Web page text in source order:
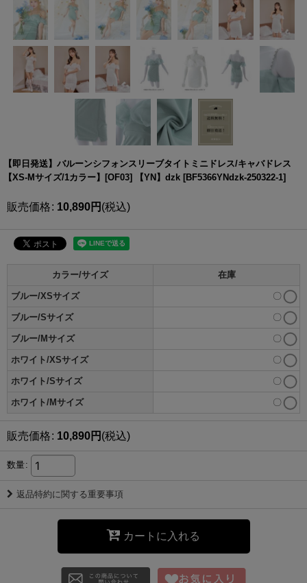
【即日発送】バルーンシフォンスリーブタイトミニドレス/キャバドレス
【XS-Mサイズ/1カラー】[OF03] 【YN】dzk [BF5366YNdzk-250322-1]
販売価格: 10,890円 (税込)
カラー/サイズ 在庫
ブルー/XSサイズ 〇
ブルー/Sサイズ 〇
ブルー/Mサイズ 〇
ホワイト/XSサイズ 〇
ホワイト/Sサイズ 〇
ホワイト/Mサイズ 〇
販売価格: 10,890円 (税込)
数量:
返品特約に関する重要事項
カートに入れる